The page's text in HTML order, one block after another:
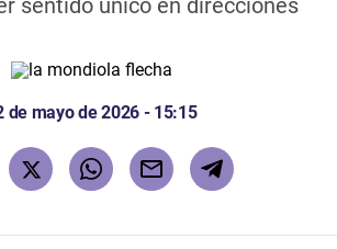
sentido único en direcciones
de mayo de 2026 - 15:15